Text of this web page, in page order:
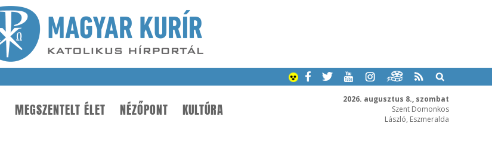
2026. augusztus 8., szombat
Szent Domonkos
László, Eszmeralda
MEGSZENTELT ÉLET NÉZŐPONT KULTÚRA